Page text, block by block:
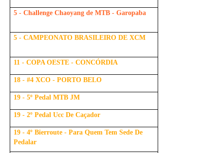
5 - Challenge Chaoyang de MTB - Garopaba
5 - CAMPEONATO BRASILEIRO DE XCM
11 - COPA OESTE - CONCÓRDIA
18 - #4 XCO - PORTO BELO
19 - 5º Pedal MTB JM
19 - 2º Pedal Ucc De Caçador
19 - 4º Bierroute - Para Quem Tem Sede De
Pedalar